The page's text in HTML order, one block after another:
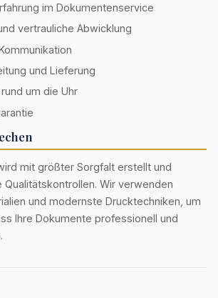
im Dokumentenservice
vertrauliche Abwicklung
und Lieferung
um die Uhr
mit größter Sorgfalt erstellt und
Qualitätskontrollen. Wir verwenden
und modernste Drucktechniken, um
Ihre Dokumente professionell und